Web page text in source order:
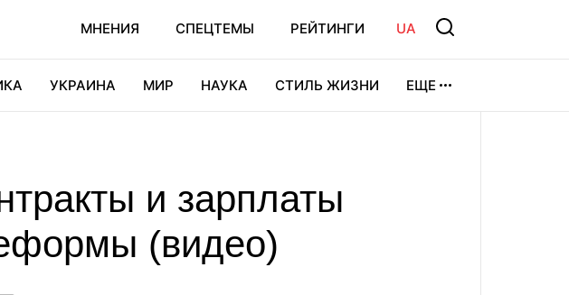
МНЕНИЯ СПЕЦТЕМЫ РЕЙТИНГИ UA
УКРАИНА МИР НАУКА СТИЛЬ ЖИЗНИ ЕЩЕ
и зарплаты
(видео)